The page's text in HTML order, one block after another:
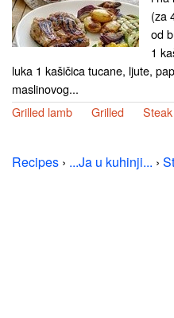
(za
od
1
luka 1 kašičica tucane, ljute,
maslinovog...
Grilled lamb
Grilled Steak
Recipes › ...Ja u kuhinji... ›